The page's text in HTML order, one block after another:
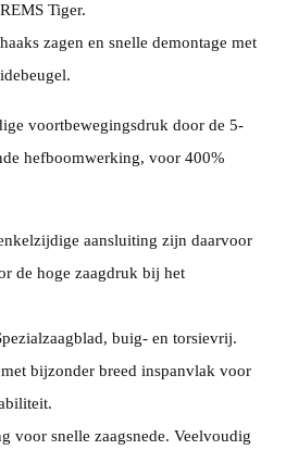
Tiger.
zagen en snelle demontage met
voortbewegingsdruk door de 5-
hefboomwerking, voor 400%
aansluiting zijn daarvoor
de hoge zaagdruk bij het
buig- en torsievrij.
bijzonder breed inspanvlak voor
voor snelle zaagsnede. Veelvoudig